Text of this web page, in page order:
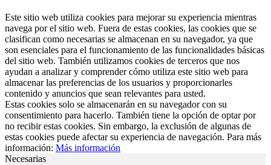
Este sitio web utiliza cookies para mejorar su experiencia mientras
navega por el sitio web. Fuera de estas cookies, las cookies que se
clasifican como necesarias se almacenan en su navegador, ya que
son esenciales para el funcionamiento de las funcionalidades básicas
del sitio web. También utilizamos cookies de terceros que nos
ayudan a analizar y comprender cómo utiliza este sitio web para
almacenar las preferencias de los usuarios y proporcionarles
contenido y anuncios que sean relevantes para usted.
Estas cookies solo se almacenarán en su navegador con su
consentimiento para hacerlo. También tiene la opción de optar por
no recibir estas cookies. Sin embargo, la exclusión de algunas de
estas cookies puede afectar su experiencia de navegación. Para más
información: Más información
Necesarias